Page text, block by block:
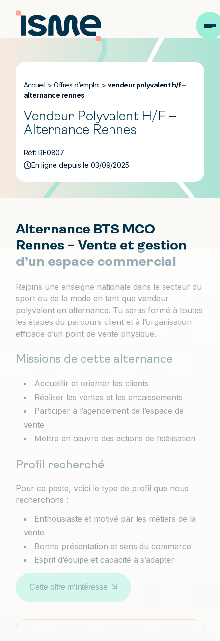
Accueil > Offres d’emploi > vendeur polyvalent h/f –
alternance rennes
Vendeur Polyvalent H/F –
Alternance Rennes
Réf: RE0807
En ligne depuis le 03/09/2025
Alternance BTS MCO
Rennes – Vente et gestion
d’un espace commercial
Rejoins une enseigne nationale dans le secteur du
sport ou de la mode en tant que vendeur
polyvalent en alternance. Tu seras formé à toutes
les étapes du parcours client et à l’organisation
efficace d’un point de vente physique.
Missions de cette alternance
Accueillir et orienter les clients
Réaliser les ventes et les encaissements
Participer à l’agencement de l’espace de
vente
Mettre en œuvre des actions de fidélisation
Profil recherché
Pour ce poste, voici le type de profil que nous
recherchons :
Enthousiaste et motivé par les métiers de la
vente
Bonne présentation et sens du commerce
Esprit d’équipe et capacité à s’adapter
Cette offre m’intéresse